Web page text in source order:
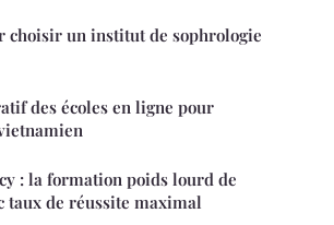
choisir un institut de sophrologie
des écoles en ligne pour
: la formation poids lourd de
taux de réussite maximal